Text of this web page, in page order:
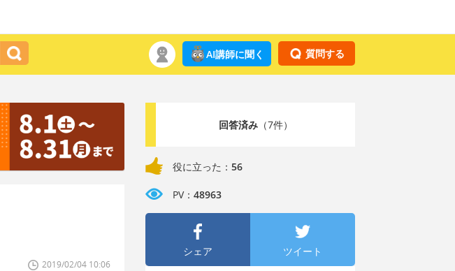
質問する
AI講師に聞く
2019/02/04 10:06
回答済み（7件）
役に立った： 56
PV： 48963
シェア ツイート